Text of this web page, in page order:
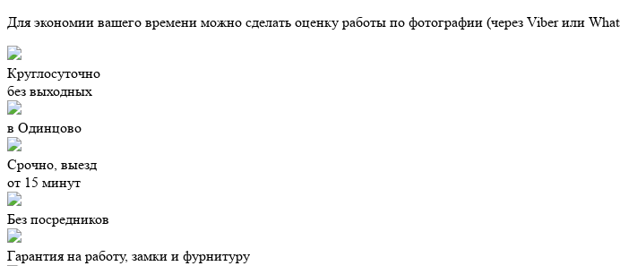
Для экономии вашего времени можно сделать оценку работы по фотографии (через Viber или
Круглосуточно
без выходных
в Одинцово
Срочно, выезд
от 15 минут
Без посредников
Гарантия на работу, замки и фурнитуру